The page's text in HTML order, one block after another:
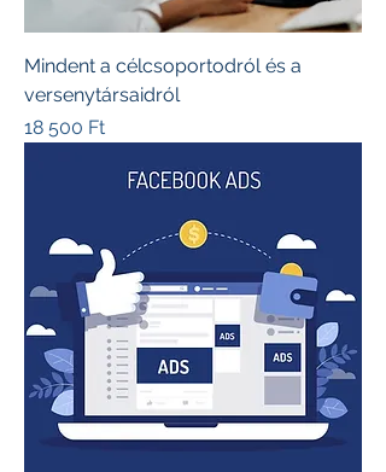
Mindent a célcsoportodról és a
versenytársaidról
Ár
18 500 Ft